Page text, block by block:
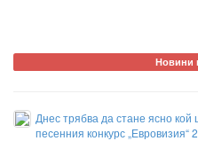
Новини
Днес трябва да стане ясно
песенния конкурс „Евровизия“